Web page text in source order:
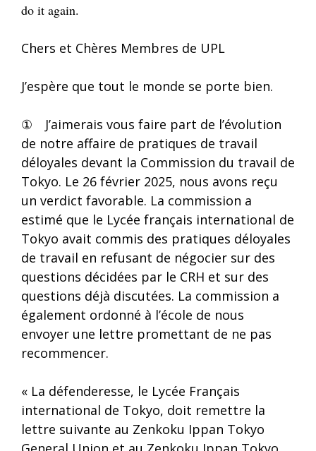
do it again.
Chers et Chères Membres de UPL
J’espère que tout le monde se porte bien.
① J’aimerais vous faire part de l’évolution
de notre affaire de pratiques de travail
déloyales devant la Commission du travail de
Tokyo. Le 26 février 2025, nous avons reçu
un verdict favorable. La commission a
estimé que le Lycée français international de
Tokyo avait commis des pratiques déloyales
de travail en refusant de négocier sur des
questions décidées par le CRH et sur des
questions déjà discutées. La commission a
également ordonné à l’école de nous
envoyer une lettre promettant de ne pas
recommencer.
« La défenderesse, le Lycée Français
international de Tokyo, doit remettre la
lettre suivante au Zenkoku Ippan Tokyo